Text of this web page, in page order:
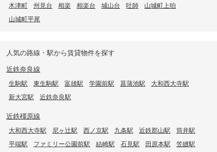
木津町
州見台 相楽 相楽台 城山台 吐師
山城町上狛
山城町平尾
人気の路線・駅から賃貸物件を探す
近鉄奈良線
生駒駅 東生駒駅 富雄駅 学園前駅 菖蒲池駅
大和西大寺駅
新大宮駅
近鉄奈良駅
近鉄橿原線
大和西大寺駅 尼ヶ辻駅 西ノ京駅 九条駅 近鉄郡山駅
筒井駅
平端駅
ファミリー公園前駅 結崎駅 石見駅 田原本駅
笠縫駅